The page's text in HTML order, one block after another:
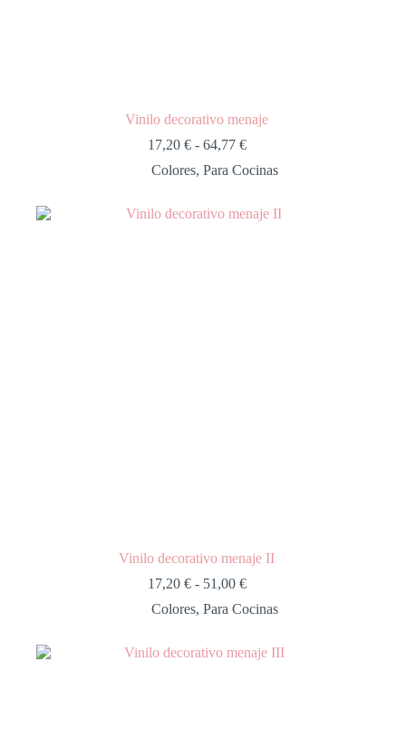
Vinilo decorativo menaje
17,20 € - 64,77 €
Colores,Para Cocinas
Vinilo decorativo menaje II
17,20 € - 51,00 €
Colores,Para Cocinas